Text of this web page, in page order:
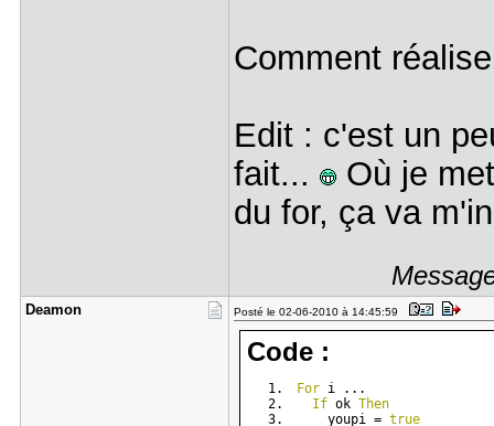
Comment
Edit : c'est un
fait...
Où je
du for, ça va
Deamon Posté le 02-06-2010 à 14:45:59
Code :
For i ...
If ok Then
youpi = true